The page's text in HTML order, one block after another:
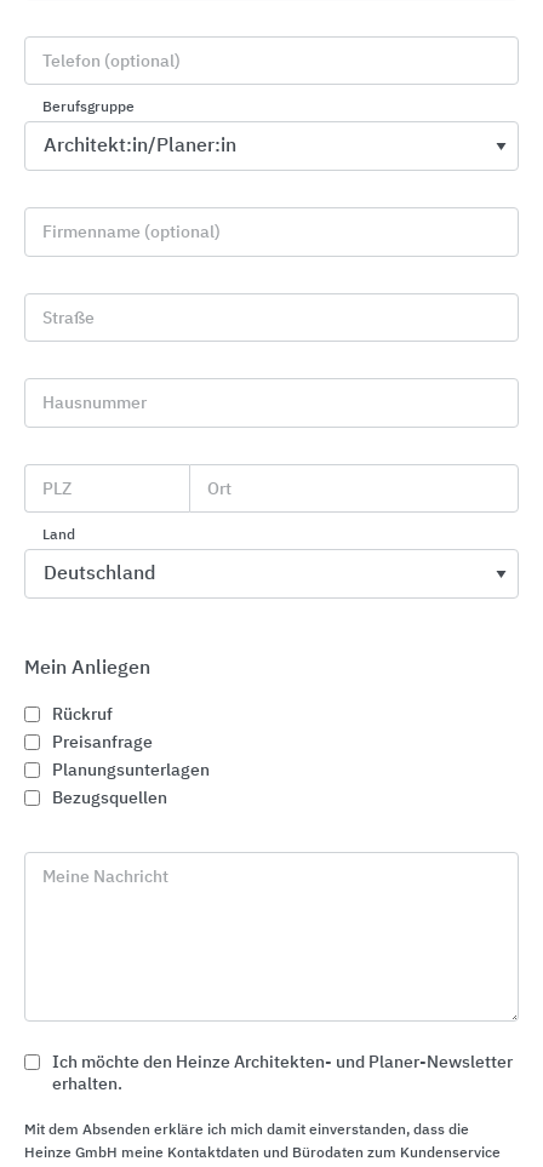
BIRCO
Industrie-Bodenbelag- und Abdichtungssysteme
Tremco CPG Germany
Telefon (optional)
Berufsgruppe
Firmenname (optional)
Straße
Hausnummer
PLZ Ort
Land
Mein Anliegen
Rückruf
Preisanfrage
Planungsunterlagen
Bezugsquellen
Meine Nachricht
Ich möchte den Heinze Architekten- und Planer-Newsletter
erhalten.
Mit dem Absenden erkläre ich mich damit einverstanden, dass die
Heinze GmbH meine Kontaktdaten und Bürodaten zum Kundenservice